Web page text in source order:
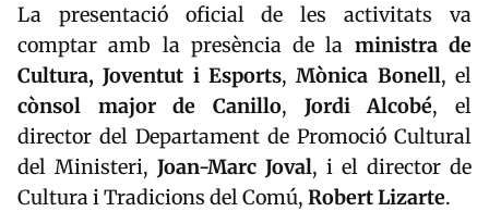
La presentació oficial de les activitats va
comptar amb la presència de la ministra de
Cultura, Joventut i Esports,Mònica Bonell, el
cònsol major de Canillo, Jordi Alcobé, el
director del Departament de Promoció Cultural
del Ministeri, Joan-Marc Joval, i el director de
Cultura i Tradicions del Comú, Robert Lizarte.